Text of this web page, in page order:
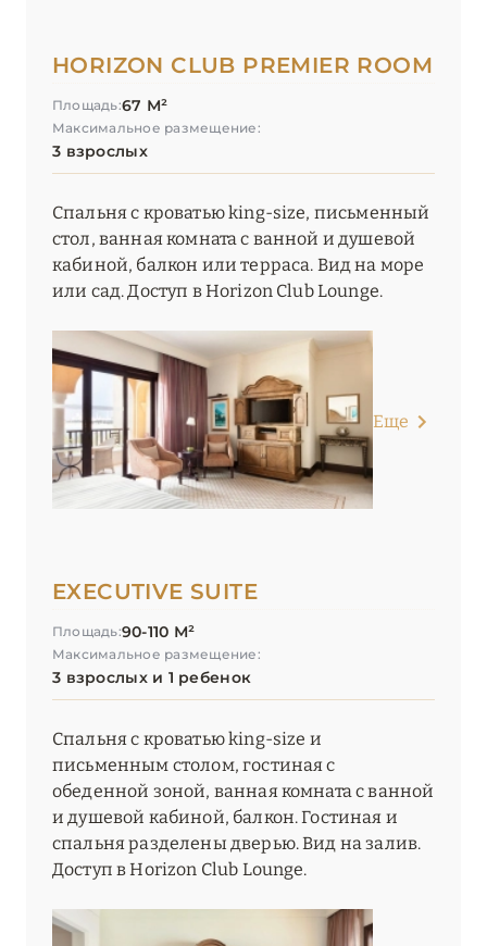
HORIZON CLUB PREMIER ROOM
Площадь:67 М²
Максимальное размещение:
3 взрослых
Спальня с кроватью king-size, письменный
стол, ванная комната с ванной и душевой
кабиной, балкон или терраса. Вид на море
или сад. Доступ в Horizon Club Lounge.
Еще
EXECUTIVE SUITE
Площадь:90-110 М²
Максимальное размещение:
3 взрослых и 1 ребенок
Спальня с кроватью king-size и
письменным столом, гостиная с
обеденной зоной, ванная комната с ванной
и душевой кабиной, балкон. Гостиная и
спальня разделены дверью. Вид на залив.
Доступ в Horizon Club Lounge.